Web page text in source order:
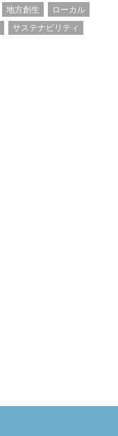
地方創生
ローカル
サステナビリティ